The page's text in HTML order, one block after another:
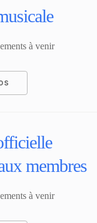
à venir
membres
à venir